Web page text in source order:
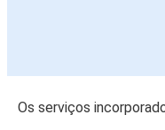
Os serviços